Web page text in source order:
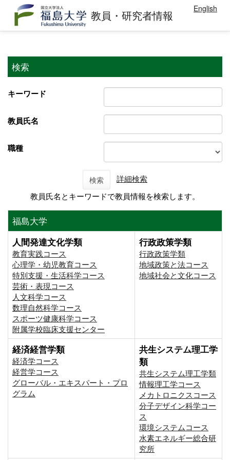
教員・研究者情報 English
検索
キーワード
教員氏名
職種
検索
詳細検索
教員氏名とキーワードで教員情報を検索します。
福島大学
人間発達文化学類
教育実践コース
心理学・幼児教育コース
特別支援・生活科学コース
芸術・表現コース
人文科学コース
数理自然科学コース
スポーツ健康科学コース
附属学校臨床支援センター
行政政策学類
行政政策学類
地域政策と法コース
地域社会と文化コース
経済経営学類
経済学コース
経営学コース
グローバル・エキスパート・プロ
グラム
共生システム理工学
類
共生システム理工学類
情報理工学コース
メカトロニクスコース
分子デザイン科学コー
ス
環境システムコース
⽔素エネルギー総合研
究所